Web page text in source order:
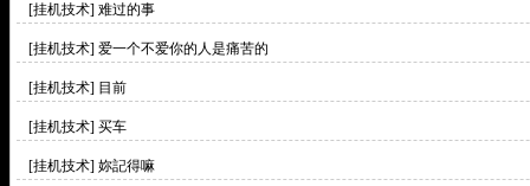
[挂机技术] 难过的事
[挂机技术] 爱一个不爱你的人是痛苦的
[挂机技术] 目前
[挂机技术] 买车
[挂机技术] 妳記得嘛